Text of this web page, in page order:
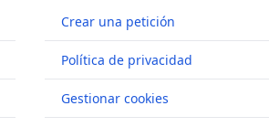
Crear una petición
Política de privacidad
Gestionar cookies